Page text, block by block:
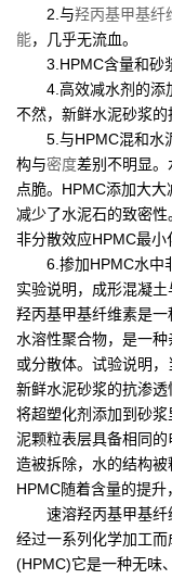
2.与羟丙基甲基纤
能，几乎无流血。
3.HPMC含量和砂浆
4.高效减水剂的添
不然，新鲜水泥砂浆的
5.与HPMC混和水泥
构与密度差别不明显。
点脆。HPMC添加大
减少了水泥石的致密
非分散效应HPMC最小
6.掺加HPMC水中非
实验说明，成形混凝土
羟丙基甲基纤维素是
水溶性聚合物，是一
或分散体。试验说明
新鲜水泥砂浆的抗渗
将超塑化剂添加到砂
泥颗粒表层具备相同
造被拆除，水的结构
HPMC随着含量的提升
速溶羟丙基甲基纤维
经过一系列化学加工而
(HPMC)它是一种无味